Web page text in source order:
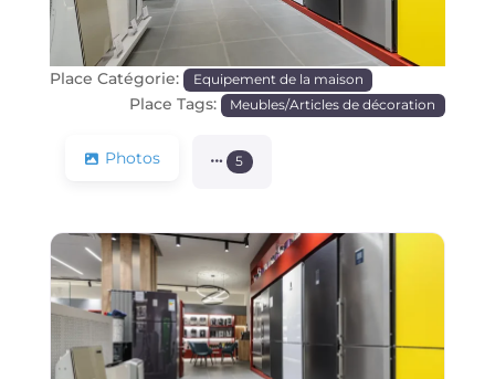
Place Catégorie: Equipement de la maison
Place Tags: Meubles/Articles de décoration
Photos 5